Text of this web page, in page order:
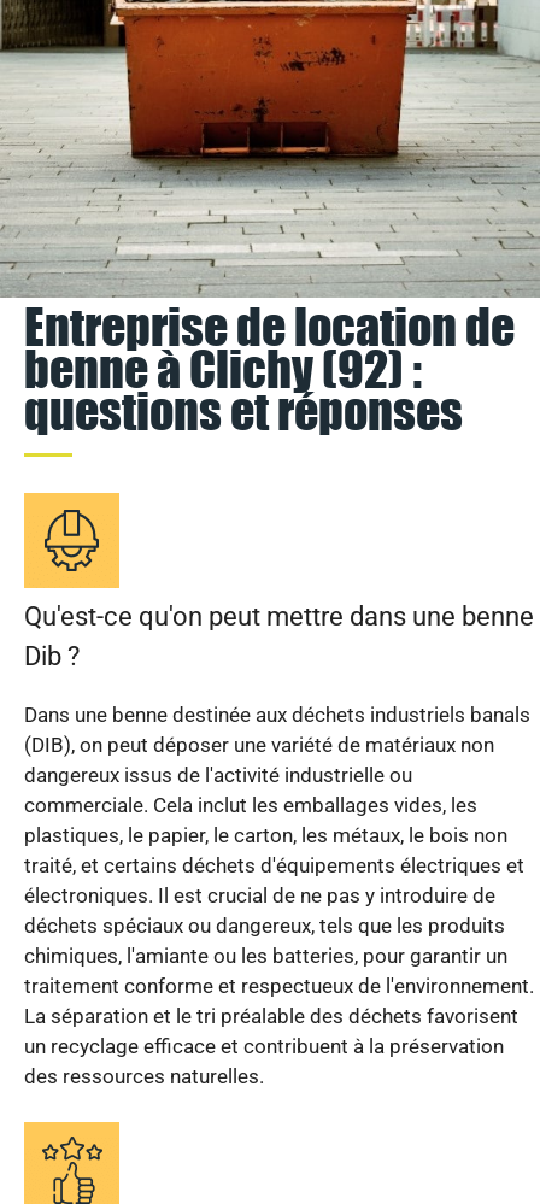
Entreprise de location de
benne à Clichy (92) :
questions et réponses
Qu'est-ce qu'on peut mettre dans une benne
Dib ?
Dans une benne destinée aux déchets industriels banals
(DIB), on peut déposer une variété de matériaux non
dangereux issus de l'activité industrielle ou
commerciale. Cela inclut les emballages vides, les
plastiques, le papier, le carton, les métaux, le bois non
traité, et certains déchets d'équipements électriques et
électroniques. Il est crucial de ne pas y introduire de
déchets spéciaux ou dangereux, tels que les produits
chimiques, l'amiante ou les batteries, pour garantir un
traitement conforme et respectueux de l'environnement.
La séparation et le tri préalable des déchets favorisent
un recyclage efficace et contribuent à la préservation
des ressources naturelles.